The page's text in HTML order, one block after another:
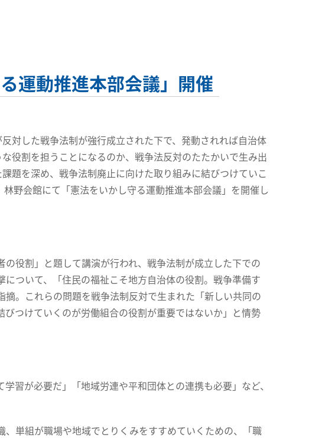
運動推進本部会議」開催
対した戦争法制が強行成立された下で、発動されれば自治体
役割を担うことになるのか、戦争法反対のたたかいで生み出
題を深め、戦争法制廃止に向けた取り組みに結びつけていこ
林野会館にて「憲法をいかし守る運動推進本部会議」を開催し
役割」と題して講演が行われ、戦争法制が成立した下での
ついて、「住民の福祉こそ地方自治体の役割。戦争準備す
。これらの問題を戦争法制反対で生まれた「新しい共同の
つけていくのが労働組合の役割が重要ではないか」と情勢
習が必要だ」「地域労連や平和団体との連携も必要」など、
単組が職場や地域でとりくみをすすめていくための、「職